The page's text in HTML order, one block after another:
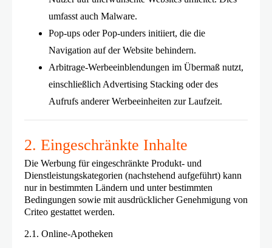
umfasst auch Malware.
Pop-ups oder Pop-unders initiiert, die die
Navigation auf der Website behindern.
Arbitrage-Werbeeinblendungen im Übermaß nutzt,
einschließlich Advertising Stacking oder des
Aufrufs anderer Werbeeinheiten zur Laufzeit.
2. Eingeschränkte Inhalte
Die Werbung füreingeschränkte Produkt- und
Dienstleistungskategorien (nachstehend aufgeführt) kann
nur in bestimmten Ländern und unter bestimmten
Bedingungen sowie mit ausdrücklicher Genehmigung von
Criteo gestattet werden.
2.1. Online-Apotheken